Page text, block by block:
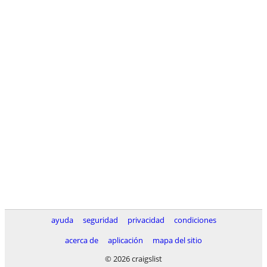
ayuda seguridad privacidad
condiciones
acerca de
aplicación
mapa del sitio
© 2026 craigslist